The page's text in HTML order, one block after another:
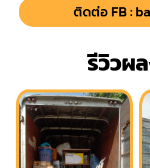
ติดต่อ FB :
รีวิวผ